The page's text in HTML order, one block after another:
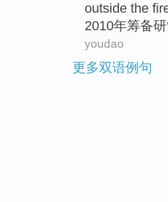
outside the
2010年筹备研
youdao
更多双语例句